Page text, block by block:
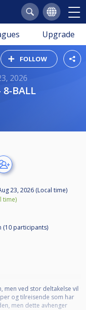
Upgrade
FOLLOW
2026
8-BALL
23, 2026 (Local time)
time)
(10 participants)
men ved stor deltakelse vil
og tilreisende som har
men dette avhenger